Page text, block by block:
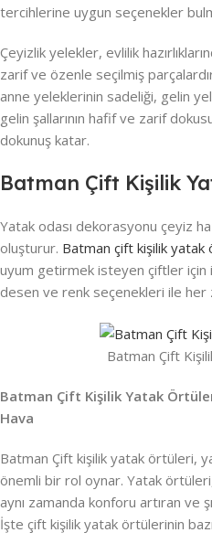
tercihlerine uygun seçenekler
Çeyizlik yelekler, evlilik
zarif ve özenle seçilmiş
anne yeleklerinin sadeliği, gelin
gelin şallarının hafif ve zarif
dokunuş katar.
Batman Çift Kişilik
Yatak odası dekorasyonu çeyiz
oluşturur. Batman çift kişilik yatak
uyum getirmek isteyen çiftler için
desen ve renk seçenekleri ile
Batman Çift
Batman Çift Kişilik Yatak
Hava
Batman Çift kişilik yatak örtüleri,
önemli bir rol oynar. Yatak
aynı zamanda konforu artıran ve
İşte çift kişilik yatak örtülerinin